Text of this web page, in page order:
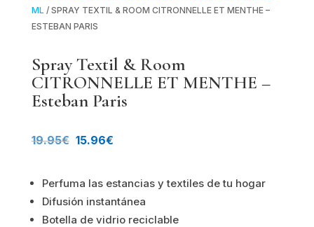
ML / SPRAY TEXTIL & ROOM CITRONNELLE ET MENTHE –
ESTEBAN PARIS
Spray Textil & Room
CITRONNELLE ET MENTHE –
Esteban Paris
19.95€ El
original
era:
15.96€El
actual
es:
Perfuma las estancias y textiles de tu hogar
Difusión instantánea
Botella de vidrio reciclable